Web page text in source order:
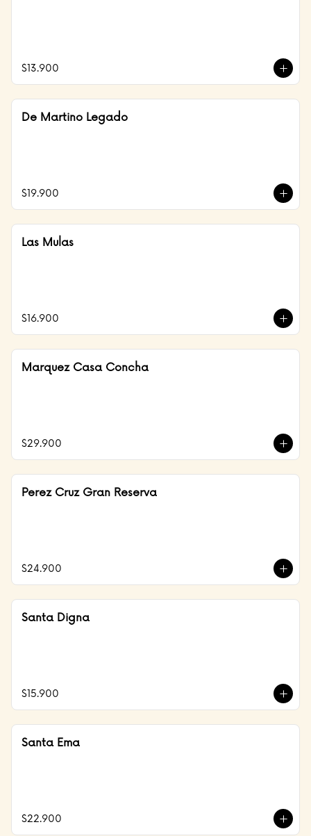
$13.900
De Martino Legado
$19.900
Las Mulas
$16.900
Marquez Casa Concha
$29.900
Perez Cruz Gran Reserva
$24.900
Santa Digna
$15.900
Santa Ema
$22.900